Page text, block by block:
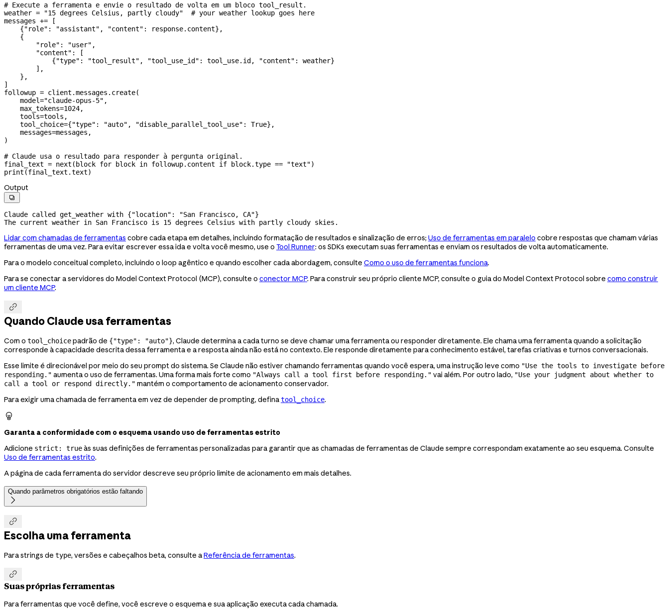
# Execute a ferramenta e envie o resultado de volta em um bloco tool_result.
weather = "15 degrees Celsius, partly cloudy"
  # your weather lookup goes here
messages += [
    {
"role" : "assistant" , "content" : response.content},
    {
        "role"
: "user" ,
        "content"
: [
            {
"type" : "tool_result" , "tool_use_id" : tool_use.id, "content" : weather}
        ],
    },
]
followup = client.messages.create(
    model
="claude-opus-5" ,
    max_tokens
=1024,
    tools
=tools,
    tool_choice
={"type" : "auto" , "disable_parallel_tool_use" : True},
    messages
=messages,
)
# Claude usa o resultado para responder à pergunta original.
final_text = next (block for block in followup.content if block.type == "text")
print (final_text.text)
Output

Claude called get_weather with {"location": "San Francisco, CA"}
The current weather in San Francisco is 15 degrees Celsius with partly cloudy skies.
Lidar com chamadas de ferramentas cobre cada etapa em detalhes, incluindo formatação de resultados e sinalização de erros; Uso de ferramentas em paralelo cobre respostas que chamam várias
ferramentas de uma vez. Para evitar escrever essa ida e volta você mesmo, use o Tool Runner: os SDKs executam suas ferramentas e enviam os resultados de volta automaticamente.
Para o modelo conceitual completo, incluindo o loop agêntico e quando escolher cada abordagem, consulte Como o uso de ferramentas funciona.
Para se conectar a servidores do Model Context Protocol (MCP), consulte o conector MCP. Para construir seu próprio cliente MCP, consulte o guia do Model Context Protocol sobre como construir
um cliente MCP.

Quando Claude usa ferramentas
Com o tool_choicepadrão de {"type": "auto"}, Claude determina a cada turno se deve chamar uma ferramenta ou responder diretamente. Ele chama uma ferramenta quando a solicitação
corresponde à capacidade descrita dessa ferramenta e a resposta ainda não está no contexto. Ele responde diretamente para conhecimento estável, tarefas criativas e turnos conversacionais.
Esse limite é direcionável por meio do seu prompt do sistema. Se Claude não estiver chamando ferramentas quando você espera, uma instrução leve como "Use the tools to investigate before
responding." aumenta o uso de ferramentas. Uma forma mais forte como "Always call a tool first before responding." vai além. Por outro lado, "Use your judgment about whether to
call a tool or respond directly." mantém o comportamento de acionamento conservador.
Para exigir uma chamada de ferramenta em vez de depender de prompting, definatool_choice.

Garanta a conformidade com o esquema usando uso de ferramentas estrito
Adicione strict: trueàs suas definições de ferramentas personalizadas para garantir que as chamadas de ferramentas de Claude sempre correspondam exatamente ao seu esquema. Consulte
Uso de ferramentas estrito.
A página de cada ferramenta do servidor descreve seu próprio limite de acionamento em mais detalhes.
Quando parâmetros obrigatórios estão faltando


Escolha uma ferramenta
Para strings de type, versões e cabeçalhos beta, consulte aReferência de ferramentas.

Suas próprias ferramentas
Para ferramentas que você define, você escreve o esquema e sua aplicação executa cada chamada.